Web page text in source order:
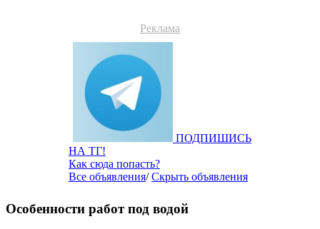
Реклама
ПОДПИШИСЬ
НА ТГ!
Как сюда попасть?
Все объявления/Скрыть объявления
Особенности работ под водой